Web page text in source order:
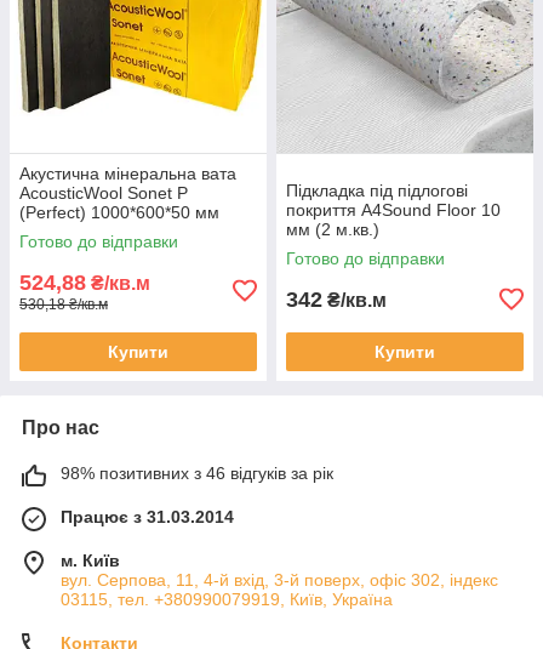
Акустична мінеральна вата
AcousticWool Sonet P
(Perfect) 1000*600*50 мм
(3,6кв.м/уп)
Готово до відправки
524,88 ₴/кв.м
530,18 ₴/кв.м
Купити
Підкладка під підлогові
покриття A4Sound Floor 10
мм (2 м.кв.)
Готово до відправки
342 ₴/кв.м
Купити
Про нас
98% позитивних з 46 відгуків за рік
Працює з 31.03.2014
м. Київ
вул. Серпова, 11, 4-й вхід, 3-й поверх, офіс 302, індекс
03115, тел. +380990079919, Київ, Україна
Контакти